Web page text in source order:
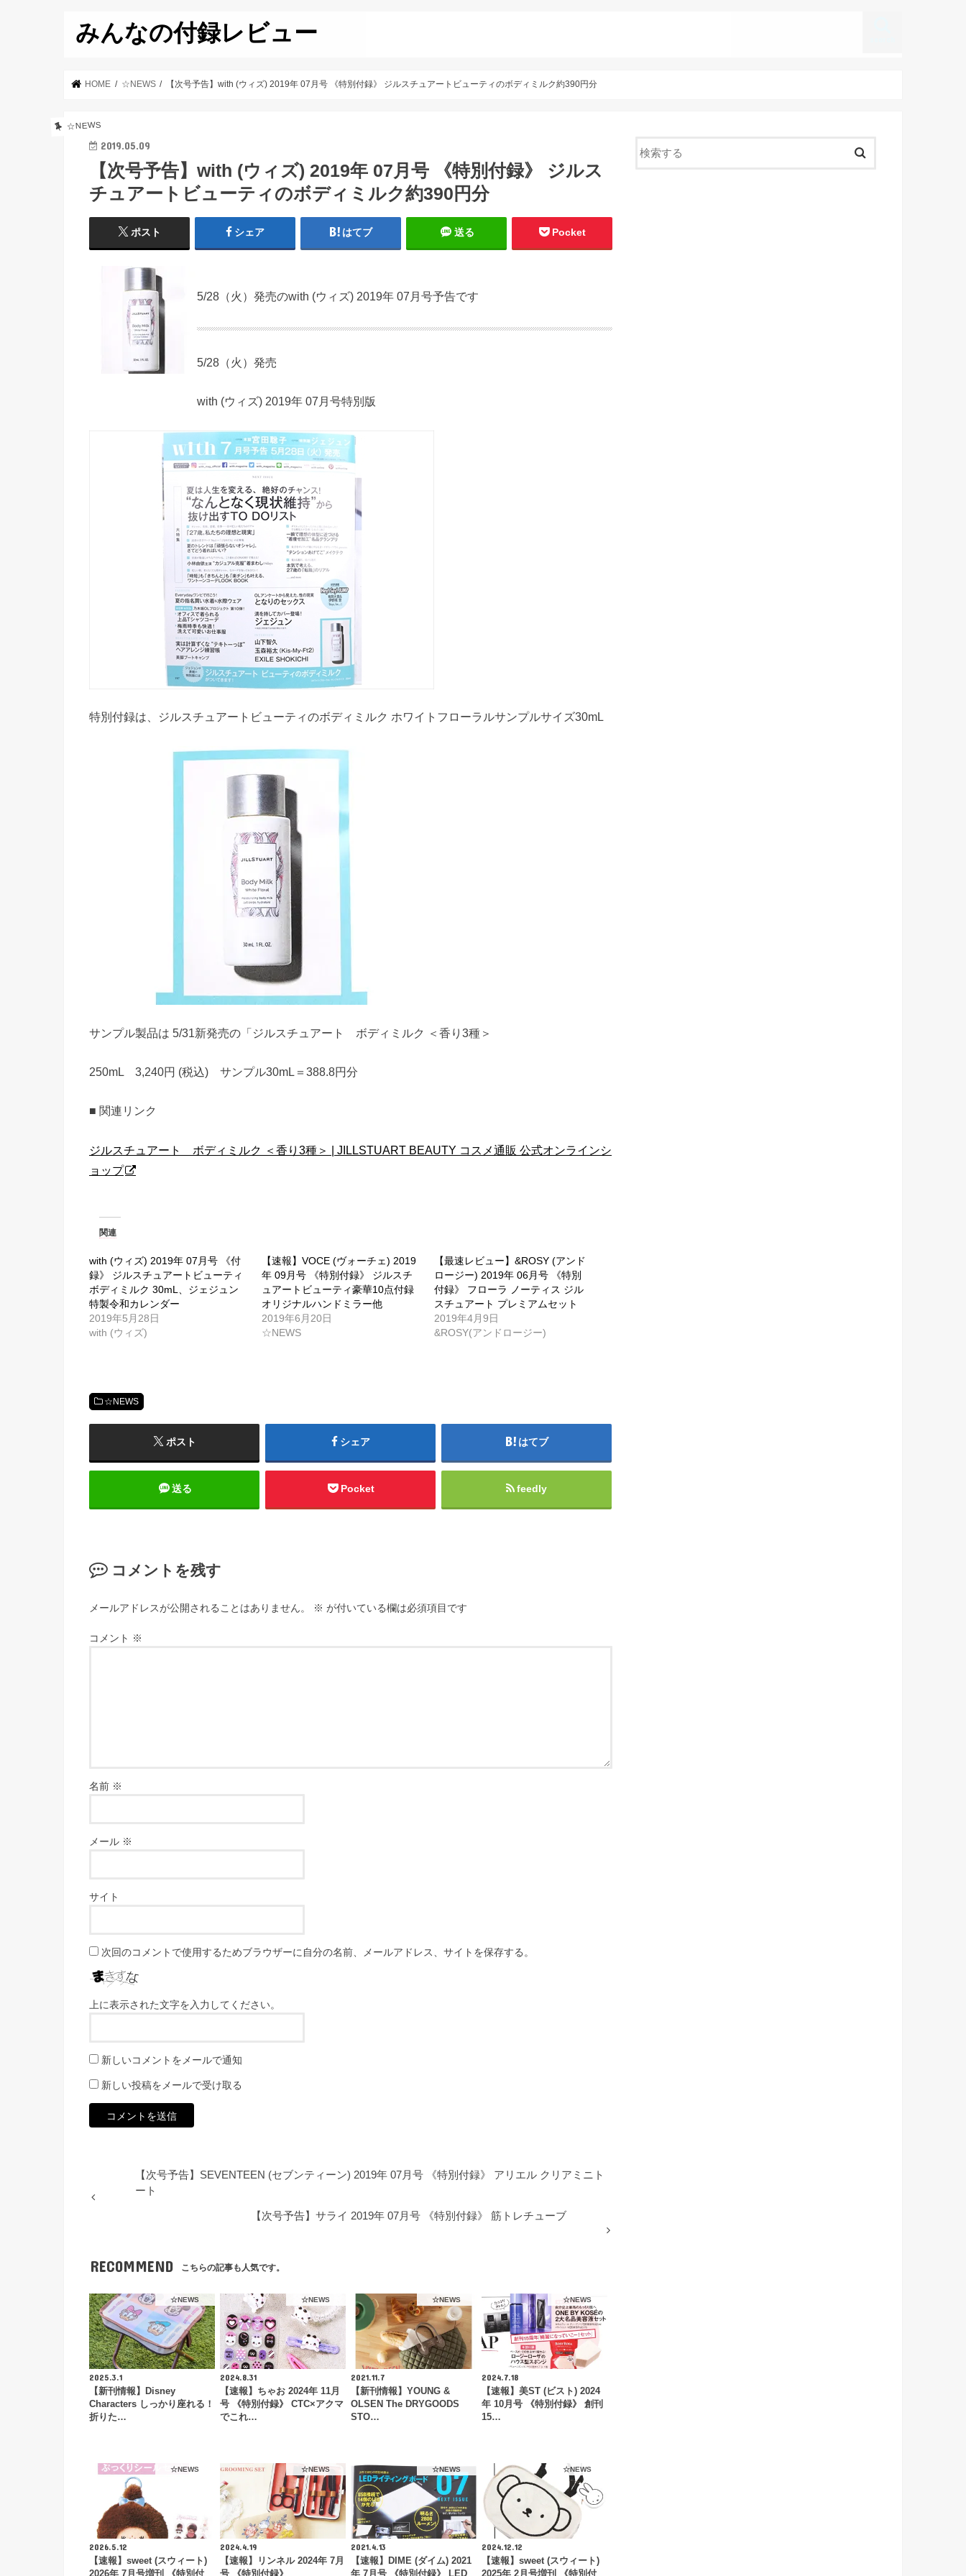
みんなの付録レビュー
HOME ☆NEWS 【次号予告】with (ウィズ) 2019年 07月号 《特別付録》 ジルスチュアートビューティのボディミルク約390円分
☆NEWS
2019.05.09
【次号予告】with (ウィズ) 2019年 07月号 《特別付録》 ジルス
チュアートビューティのボディミルク約390円分
ポスト シェア はてブ 送る Pocket
5/28（火）発売のwith (ウィズ) 2019年 07月号予告です
5/28（火）発売
with (ウィズ) 2019年 07月号特別版
特別付録は、ジルスチュアートビューティのボディミルク ホワイトフローラルサンプルサイズ30mL
サンプル製品は 5/31新発売の「ジルスチュアート ボディミルク ＜香り3種＞
250mL 3,240円 (税込) サンプル30mL＝388.8円分
■ 関連リンク
ジルスチュアート ボディミルク ＜香り3種＞ | JILLSTUART BEAUTY コスメ通販 公式オンラインシ
ョップ
関連
with (ウィズ) 2019年 07月号 《付
録》 ジルスチュアートビューティ
ボディミルク 30mL、ジェジュン
特製令和カレンダー
2019年5月28日
with (ウィズ)
【速報】VOCE (ヴォーチェ) 2019
年 09月号 《特別付録》 ジルスチ
ュアートビューティ豪華10点付録
オリジナルハンドミラー他
2019年6月20日
☆NEWS
【最速レビュー】&ROSY (アンド
ロージー) 2019年 06月号 《特別
付録》 フローラ ノーティス ジル
スチュアート プレミアムセット
2019年4月9日
&ROSY(アンドロージー)
☆NEWS
ポスト シェア はてブ
送る Pocket feedly
コメントを残す
メールアドレスが公開されることはありません。 ※ が付いている欄は必須項目です
コメント ※
名前 ※
メール ※
サイト
次回のコメントで使用するためブラウザーに自分の名前、メールアドレス、サイトを保存する。
上に表示された文字を入力してください。
新しいコメントをメールで通知
新しい投稿をメールで受け取る
【次号予告】SEVENTEEN (セブンティーン) 2019年 07月号 《特別付録》 アリエル クリアミニト
ート
【次号予告】サライ 2019年 07月号 《特別付録》 筋トレチューブ
RECOMMEND こちらの記事も人気です。
☆NEWS
2025.3.1
【新刊情報】Disney
Characters しっかり座れる！
折りた…
☆NEWS
2024.8.31
【速報】ちゃお 2024年 11月
号 《特別付録》 CTC×アクマ
でこれ…
☆NEWS
2021.11.7
【新刊情報】YOUNG &
OLSEN The DRYGOODS
STO…
☆NEWS
2024.7.18
【速報】美ST (ビスト) 2024
年 10月号 《特別付録》 創刊
15…
☆NEWS
2026.5.12
【速報】sweet (スウィート)
2026年 7月号増刊 《特別付
☆NEWS
2024.4.19
【速報】リンネル 2024年 7月
号 《特別付録》
☆NEWS
2021.4.13
【速報】DIME (ダイム) 2021
年 7月号 《特別付録》 LED
☆NEWS
2024.12.12
【速報】sweet (スウィート)
2025年 2月号増刊 《特別付